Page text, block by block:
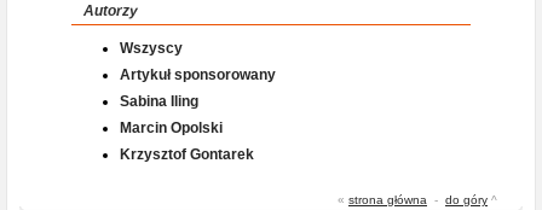
Autorzy
Wszyscy
Artykuł sponsorowany
Sabina Iling
Marcin Opolski
Krzysztof Gontarek
« strona główna - do góry ^